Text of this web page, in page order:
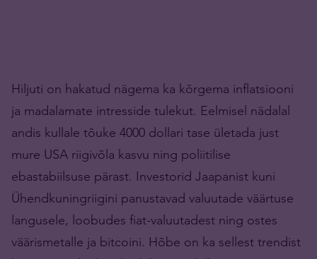
Hiljuti on hakatud nägema ka kõrgema inflatsiooni
ja madalamate intresside tulekut. Eelmisel nädalal
andis kullale tõuke 4000 dollari tase ületada just
mure USA riigivõla kasvu ning poliitilise
ebastabiilsuse pärast. Investorid Jaapanist kuni
Ühendkuningriigini panustavad valuutade väärtuse
langusele, loobudes fiat-valuutadest ning ostes
väärismetalle ja bitcoini. Hõbe on ka sellest trendist